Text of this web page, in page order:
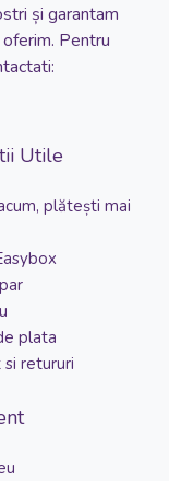
și garantam
Pentru
Utile
plătești mai
plata
retururi